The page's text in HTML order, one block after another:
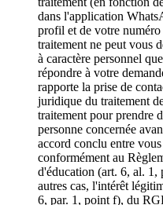
dans l'application
profil et de votre
traitement ne peut vous
à caractère personnel
répondre à votre
rapporte la prise de
juridique du traitement
traitement pour prendre
personne concernée
accord conclu entre
conformément au
d'éducation (art. 6, al. 1,
autres cas, l'intérêt
6, par. 1, point f), du